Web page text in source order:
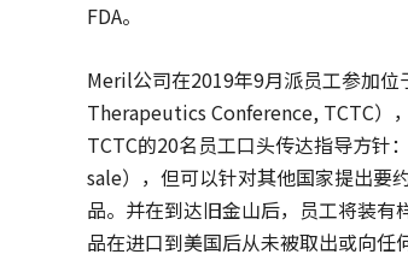
FDA。
Meril公司在2019年9月派员工参加
Therapeutics Conference, TCTC）
TCTC的20名员工口头传达指导方针
sale），但可以针对其他国家提出要
品。并在到达旧金山后，员工将装
品在进口到美国后从未被取出或向任